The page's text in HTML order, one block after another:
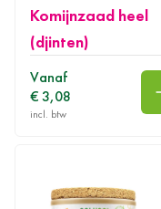
Komijnzaad heel
(djinten)
Vanaf
€ 3,08